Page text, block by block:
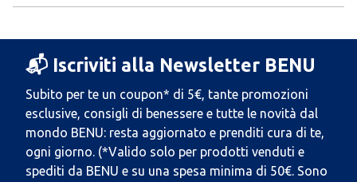
📬 Iscriviti alla Newsletter BENU
Subito per te un coupon* di 5€, tante promozioni
esclusive, consigli di benessere e tutte le novità dal
mondo BENU: resta aggiornato e prenditi cura di te,
ogni giorno. (*Valido solo per prodotti venduti e
spediti da BENU e su una spesa minima di 50€. Sono